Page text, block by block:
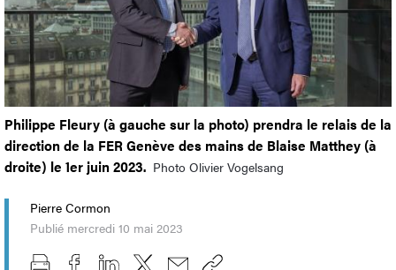
Philippe Fleury (à gauche sur la photo) prendra le relais de la
direction de la FER Genève des mains de Blaise Matthey (à
droite) le 1er juin 2023. Photo Olivier Vogelsang
Pierre Cormon
Publié mercredi 10 mai 2023